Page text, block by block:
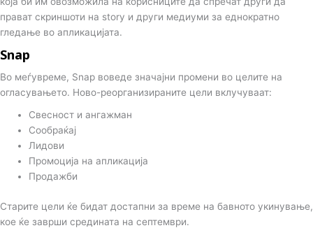
прават скриншоти на story и други медиуми за еднократно
гледање во апликацијата.
Snap
Во меѓувреме, Snap воведе значајни промени во целите на
огласувањето. Ново-реорганизираните цели вклучуваат:
Свесност и ангажман
Сообраќај
Лидови
Промоција на апликација
Продажби
Старите цели ќе бидат достапни за време на бавното укинување,
кое ќе заврши средината на септември.